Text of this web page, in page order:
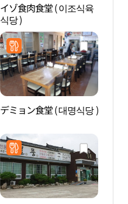
イゾ食肉食堂 ( 이조식육
식당 )
デミョン食堂 ( 대명식당 )